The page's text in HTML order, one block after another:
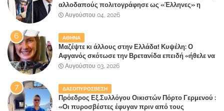
αλλοδαπούς πολιτογράφησε ως «Έλληνες» η
κυβέρνηση!
Αυγούστου 04, 2026
ΑΘΗΝΑ
Μαζέψτε κι άλλους στην Ελλάδα! Κυψέλη: Ο
Αφγανός σκότωσε την Βρετανίδα επειδή «ήθελε να
κάνει τη σύντροφό του χριστιανή»
Αυγούστου 03, 2026
ΔΑΣΟΠΥΡΟΣΒΕΣΗ
Πρόεδρος Εξ.Συλλόγου Οικιστών Πόρτο Γερμενού :
«Οι πυροσβέστες έφυγαν πριν από τους